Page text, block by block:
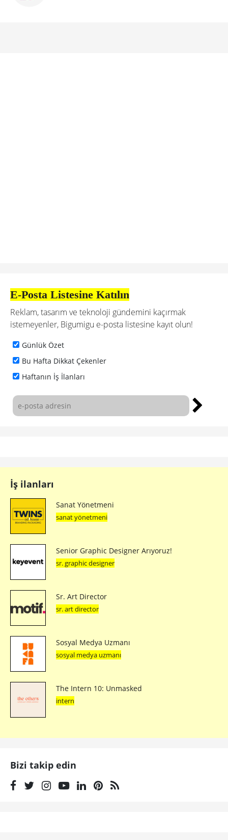
E-Posta Listesine Katılın
Reklam, tasarım ve teknoloji gündemini kaçırmak
istemeyenler, Bigumigu e-posta listesine kayıt olun!
Günlük Özet
Bu Hafta Dikkat Çekenler
Haftanın İş İlanları
İş ilanları
Sanat Yönetmeni
sanat yönetmeni
Senior Graphic Designer Arıyoruz!
sr. graphic designer
Sr. Art Director
sr. art director
Sosyal Medya Uzmanı
sosyal medya uzmanı
The Intern 10: Unmasked
intern
Bizi takip edin